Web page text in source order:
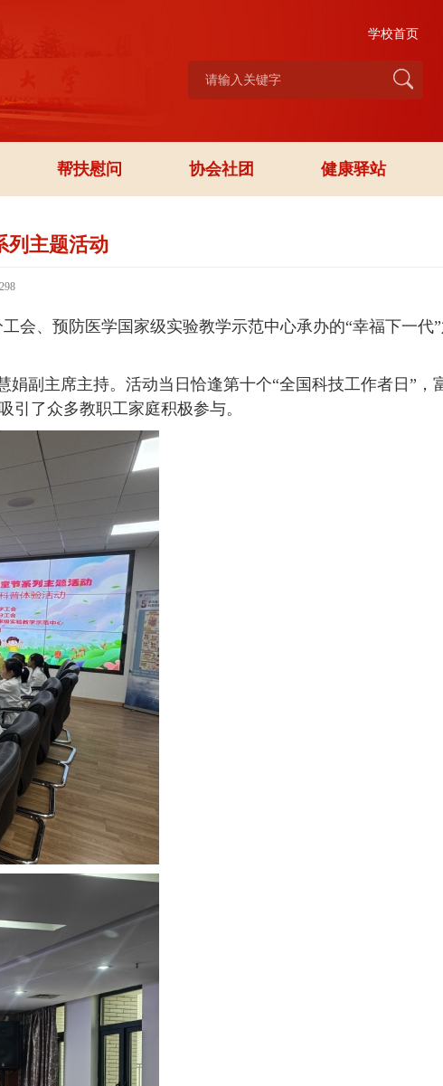
学校首页
帮扶慰问 协会社团 健康驿站
列主题活动
298
会、预防医学国家级实验教学示范中心承办的“幸福下一代
副主席主持。活动当日恰逢第十个“全国科技工作者日”，
了众多教职工家庭积极参与。